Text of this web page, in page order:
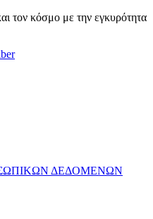
τον κόσμο με την εγκυρότητα
ΔΕΔΟΜΕΝΩΝ